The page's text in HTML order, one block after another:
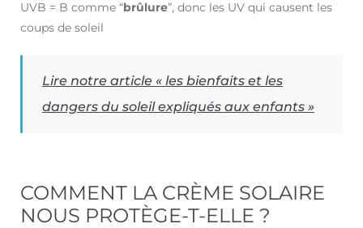
UVB = B comme “brûlure”, donc les UV qui causent les
coups de soleil
Lire notre article « les bienfaits et les
dangers du soleil expliqués aux enfants »
COMMENT LA CRÈME SOLAIRE
NOUS PROTÈGE-T-ELLE ?